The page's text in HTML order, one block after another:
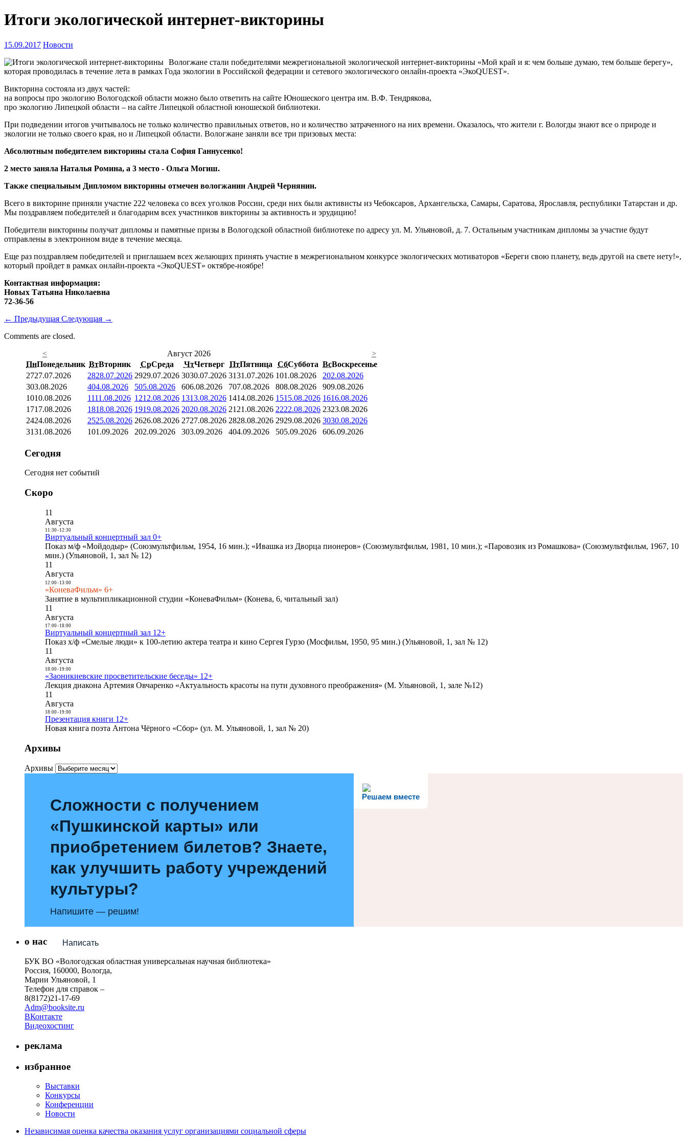
Итоги экологической интернет-викторины
15.09.2017 Новости
Вологжане стали победителями межрегиональной экологической интернет-викторины «Мой край и я: чем больше думаю, тем больше берегу»,
которая проводилась в течение лета в рамках Года экологии в Российской федерации и сетевого экологического онлайн-проекта «ЭкоQUEST».
Викторина состояла из двух частей:
на вопросы про экологию Вологодской области можно было ответить на сайте Юношеского центра им. В.Ф. Тендрякова,
про экологию Липецкой области – на сайте Липецкой областной юношеской библиотеки.
При подведении итогов учитывалось не только количество правильных ответов, но и количество затраченного на них времени. Оказалось, что жители г. Вологды знают все о природе и
экологии не только своего края, но и Липецкой области. Вологжане заняли все три призовых места:
Абсолютным победителем викторины стала София Ганнусенко!
2 место заняла Наталья Ромина, а 3 место - Ольга Могиш.
Также специальным Дипломом викторины отмечен вологжанин Андрей Чернянин.
Всего в викторине приняли участие 222 человека со всех уголков России, среди них были активисты из Чебоксаров, Архангельска, Самары, Саратова, Ярославля, республики Татарстан и др.
Мы поздравляем победителей и благодарим всех участников викторины за активность и эрудицию!
Победители викторины получат дипломы и памятные призы в Вологодской областной библиотеке по адресу ул. М. Ульяновой, д. 7. Остальным участникам дипломы за участие будут
отправлены в электронном виде в течение месяца.
Еще раз поздравляем победителей и приглашаем всех желающих принять участие в межрегиональном конкурсе экологических мотиваторов «Береги свою планету, ведь другой на свете нету!»,
который пройдет в рамках онлайн-проекта «ЭкоQUEST» октябре-ноябре!
Контактная информация:
Новых Татьяна Николаевна
72-36-56
← Предыдущая Следующая →
Comments are closed.
<
Август 2026
>
ПнПонедельник ВтВторник СрСреда ЧтЧетверг ПтПятница СбСуббота ВсВоскресенье
2727.07.2026 2828.07.2026 2929.07.2026 3030.07.2026 3131.07.2026 101.08.2026 202.08.2026
303.08.2026 404.08.2026 505.08.2026 606.08.2026 707.08.2026 808.08.2026 909.08.2026
1010.08.2026 1111.08.2026 1212.08.2026 1313.08.2026 1414.08.2026 1515.08.2026 1616.08.2026
1717.08.2026 1818.08.2026 1919.08.2026 2020.08.2026 21 21.08.2026 2222.08.2026 2323.08.2026
2424.08.2026 2525.08.2026 2626.08.2026 2727.08.2026 2828.08.2026 2929.08.2026 3030.08.2026
3131.08.2026 101.09.2026 202.09.2026 303.09.2026 404.09.2026 505.09.2026 606.09.2026
Сегодня
Сегодня нет событий
Скоро
11
Августа
11:30- 12:30
Виртуальный концертный зал 0+
Показ м/ф «Мойдодыр» (Союзмультфильм, 1954, 16 мин.); «Ивашка из Дворца пионеров» (Союзмультфильм, 1981, 10 мин.); «Паровозик из Ромашкова» (Союзмультфильм, 1967, 10
мин.) (Ульяновой, 1, зал № 12)
11
Августа
12:00- 13:00
«КоневаФильм» 6+
Занятие в мультипликационной студии «КоневаФильм» (Конева, 6, читальный зал)
11
Августа
17:00- 18:00
Виртуальный концертный зал 12+
Показ х/ф «Смелые люди» к 100-летию актера театра и кино Сергея Гурзо (Мосфильм, 1950, 95 мин.) (Ульяновой, 1, зал № 12)
11
Августа
18:00- 19:00
«Заоникиевские просветительские беседы» 12+
Лекция диакона Артемия Овчаренко «Актуальность красоты на пути духовного преображения» (М. Ульяновой, 1, зале №12)
11
Августа
18:00- 19:00
Презентация книги 12+
Новая книга поэта Антона Чёрного «Сбор» (ул. М. Ульяновой, 1, зал № 20)
Архивы
Архивы
Решаем вместе
Сложности с получением
«Пушкинской карты» или
приобретением билетов? Знаете,
как улучшить работу учреждений
культуры?
Напишите — решим!
Написать
о нас
БУК ВО «Вологодская областная универсальная научная библиотека»
Россия, 160000, Вологда,
Марии Ульяновой, 1
Телефон для справок –
8(8172)21-17-69
Adm@booksite.ru
ВКонтакте
Видеохостинг
реклама
избранное
Выставки
Конкурсы
Конференции
Новости
Независимая оценка качества оказания услуг организациями социальной сферы